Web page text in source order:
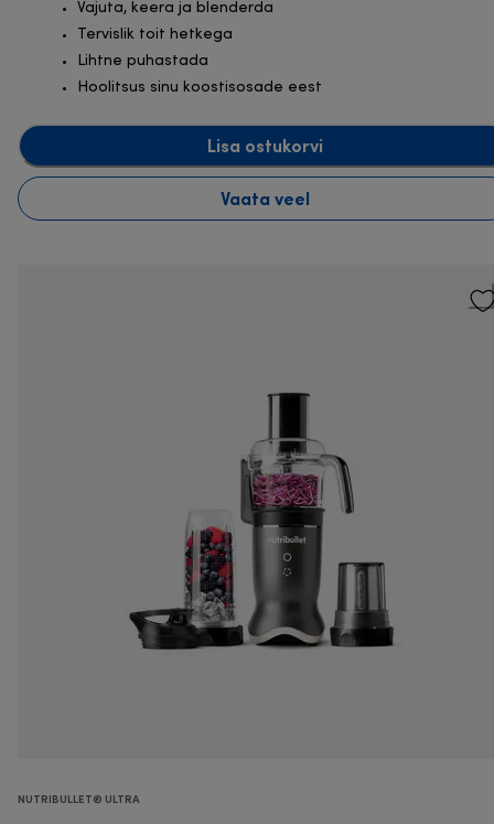
Vajuta, keera ja blenderda
Tervislik toit hetkega
Lihtne puhastada
Hoolitsus sinu koostisosade eest
Lisa ostukorvi
Vaata veel
NUTRIBULLET® ULTRA